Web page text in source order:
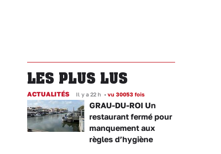
LES PLUS LUS
ACTUALITÉS Il y a 22 h • vu 30053 fois
GRAU-DU-ROI Un
restaurant fermé pour
manquement aux
règles d’hygiène